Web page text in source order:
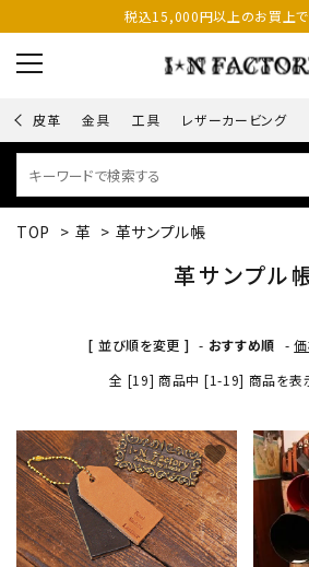
税込15,000円以上のお買上
皮革 金具 工具 レザーカービング
TOP > 革 > 革サンプル帳
革サンプル
[ 並び順を変更 ] - おすすめ順 -
全 [19] 商品中 [1-19] 商品を表
favorite